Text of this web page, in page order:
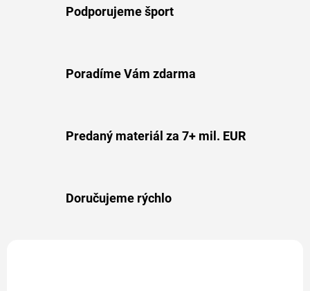
Podporujeme šport
Poradíme Vám zdarma
Predaný materiál za 7+ mil. EUR
Doručujeme rýchlo